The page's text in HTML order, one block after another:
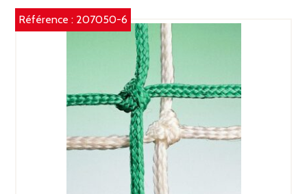
Référence : 207050-6